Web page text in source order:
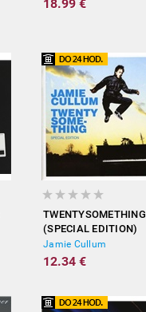
18.99 €
TWENTYSOMETHING
(SPECIAL EDITION)
Jamie Cullum
12.34 €